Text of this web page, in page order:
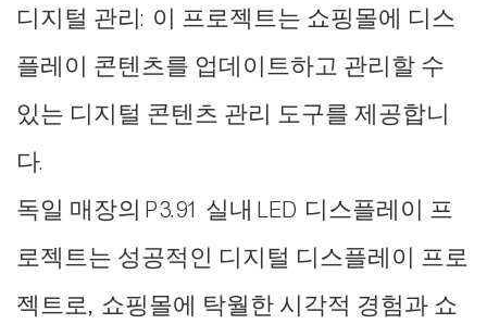
디지털 관리: 이 프로젝트는 쇼핑몰에 디스
플레이 콘텐츠를 업데이트하고 관리할 수
있는 디지털 콘텐츠 관리 도구를 제공합니
다.
독일 매장의 P3.91 실내 LED 디스플레이 프
로젝트는 성공적인 디지털 디스플레이 프로
젝트로, 쇼핑몰에 탁월한 시각적 경험과 쇼